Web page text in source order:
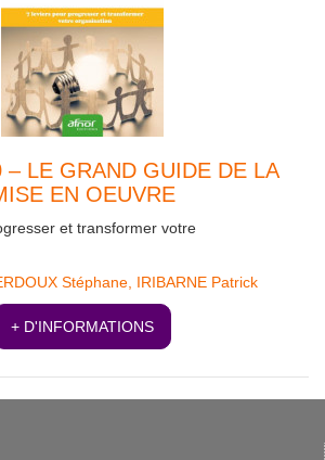
– LE GRAND GUIDE DE LA
EN OEUVRE
et transformer votre
Stéphane, IRIBARNE Patrick
+ D'INFORMATIONS